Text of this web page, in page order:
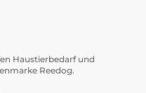
Haustierbedarf und
Reedog.